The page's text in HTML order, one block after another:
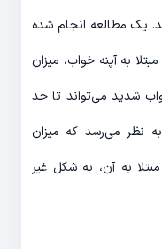
یک مطالعه انجام شده
مبتلا به آپنه خواب، میزان
شدید می‌تواند تا حد
نظر می‌رسد که میزان
به آن، به شکل غیر